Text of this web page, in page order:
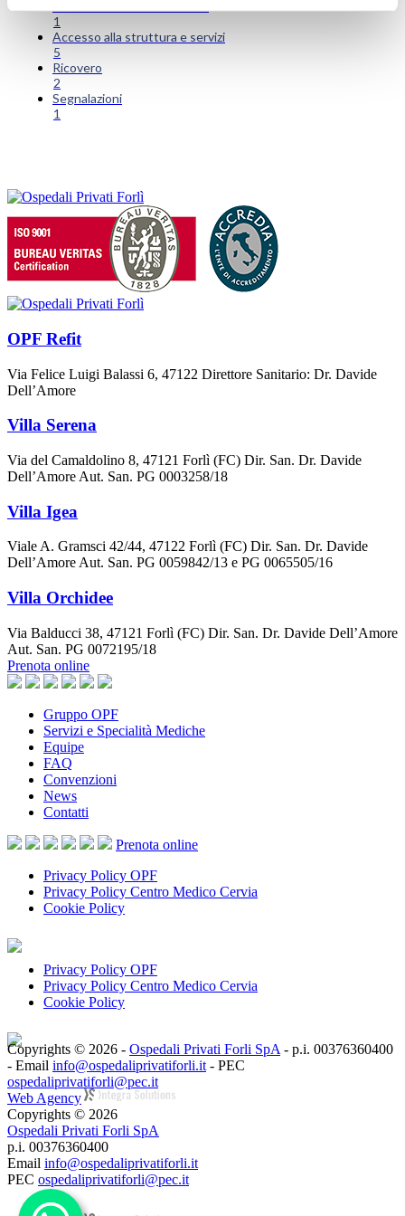
1
Accesso alla struttura e servizi
5
Ricovero
2
Segnalazioni
1
OPF Refit
Via Felice Luigi Balassi 6, 47122 Direttore Sanitario: Dr. Davide
Dell’Amore
Villa Serena
Via del Camaldolino 8, 47121 Forlì (FC) Dir. San. Dr. Davide
Dell’Amore Aut. San. PG 0003258/18
Villa Igea
Viale A. Gramsci 42/44, 47122 Forlì (FC) Dir. San. Dr. Davide
Dell’Amore Aut. San. PG 0059842/13 e PG 0065505/16
Villa Orchidee
Via Balducci 38, 47121 Forlì (FC) Dir. San. Dr. Davide Dell’Amore
Aut. San. PG 0072195/18
Prenota online
Gruppo OPF
Servizi e Specialità Mediche
Equipe
FAQ
Convenzioni
News
Contatti
Prenota online
Privacy Policy OPF
Privacy Policy Centro Medico Cervia
Cookie Policy
Privacy Policy OPF
Privacy Policy Centro Medico Cervia
Cookie Policy
Copyrights © 2026 - Ospedali Privati Forli SpA - p.i. 00376360400
- Email info@ospedaliprivatiforli.it - PEC
ospedaliprivatiforli@pec.it
Web Agency
Copyrights © 2026
Ospedali Privati Forli SpA
p.i. 00376360400
Email info@ospedaliprivatiforli.it
PEC ospedaliprivatiforli@pec.it